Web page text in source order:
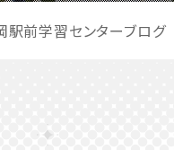
駅前学習センターブログ